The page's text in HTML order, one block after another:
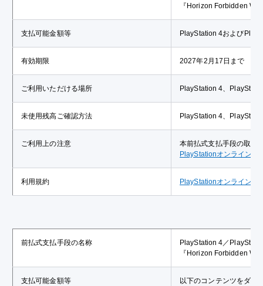
『Horizon Forbidden
支払可能金額等 PlayStation 4および
有効期限 2027年2月17日まで
ご利用いただける場所 PlayStation 4、
未使用残高ご確認方法 PlayStation 4、
ご利用上の注意
本前払式支払手段の取扱
PlayStationオンラインサ
利用規約 PlayStationオンラインサ
前払式支払手段の名称
PlayStation 4／
『Horizon Forbidden
支払可能金額等 以下のコンテンツをダウ